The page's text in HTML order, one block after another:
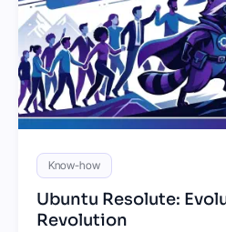
Know-how
Ubuntu Resolute:
Revolution